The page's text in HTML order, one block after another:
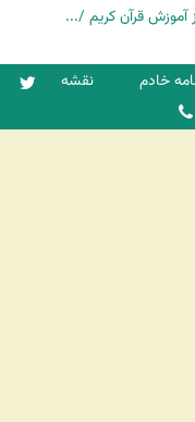
آموزش قرآن کریم /...
خادم نقشه